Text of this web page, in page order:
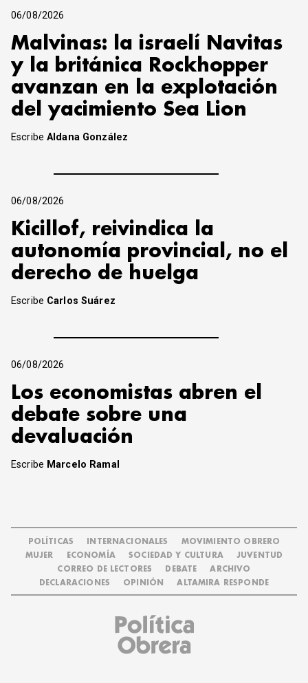
06/08/2026
Malvinas: la israelí Navitas
y la británica Rockhopper
avanzan en la explotación
del yacimiento Sea Lion
EscribeAldana González
06/08/2026
Kicillof, reivindica la
autonomía provincial, no el
derecho de huelga
Escribe Carlos Suárez
06/08/2026
Los economistas abren el
debate sobre una
devaluación
Escribe Marcelo Ramal
POLÍTICAS INTERNACIONALES
MOVIMIENTO OBRERO
MUJER
ECONOMÍA SOCIEDAD Y CULTURA
JUVENTUD
CORREO DE LECTORES
DEBATE
ARCHIVO
DECLARACIONES
OPINIÓN ALTAMIRA RESPONDE